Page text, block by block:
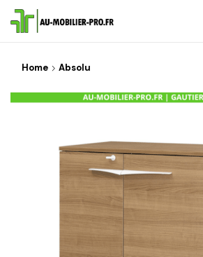
Home Absolu